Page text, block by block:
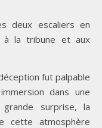
deux escaliers en
à la tribune et aux
fut palpable
dans une
surprise, la
cette atmosphère